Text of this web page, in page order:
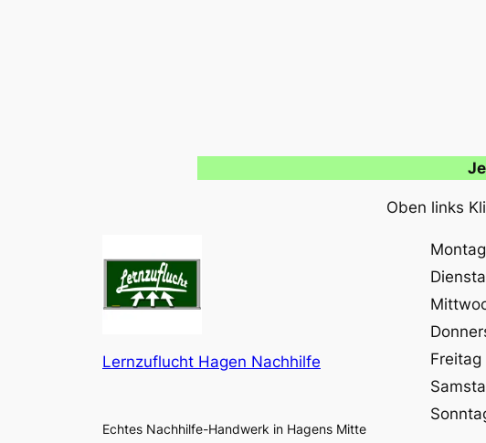
Oben links
Lernzuflucht Hagen Nachhilfe
Echtes Nachhilfe-Handwerk in Hagens Mitte
Montag
Freitag